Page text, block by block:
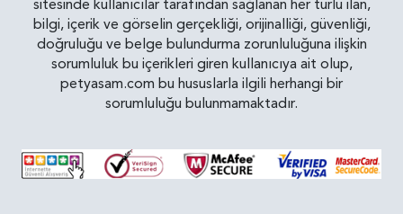
sitesinde kullanıcılar tarafından sağlanan her türlü ilan,
bilgi, içerik ve görselin gerçekliği, orijinalliği, güvenliği,
doğruluğu ve belge bulundurma zorunluluğuna ilişkin
sorumluluk bu içerikleri giren kullanıcıya ait olup,
petyasam.com bu hususlarla ilgili herhangi bir
sorumluluğu bulunmamaktadır.